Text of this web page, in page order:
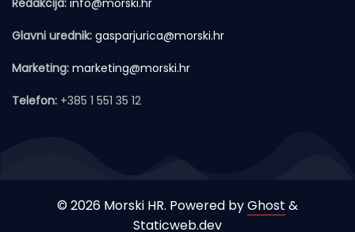
Glavni urednik: gasparjurica@morski.hr
Marketing: marketing@morski.hr
Telefon: +385 1 551 35 12
© 2026 Morski HR. Powered byGhost &
Staticweb.dev